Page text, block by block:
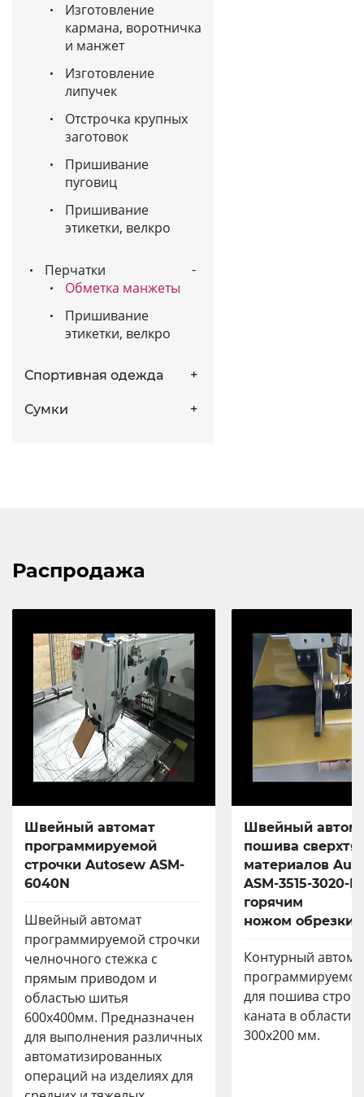
Изготовление
кармана, воротничка
и манжет
Изготовление
липучек
Отстрочка крупных
заготовок
Пришивание
пуговиц
Пришивание
этикетки, велкро
Перчатки
Обметка манжеты
Пришивание
этикетки, велкро
Спортивная одежда
Сумки
Распродажа
Швейный автомат
программируемой
строчки Autosew ASM-
6040N
Швейный автомат
программируемой строчки
челночного стежка с
прямым приводом и
областью шитья
600х400мм. Предназначен
для выполнения различных
автоматизированных
операций на изделиях для
Швейный
пошива
материалов
ASM-3515-3020-
горячим
ножом обрезки
Контурный
для пошива
каната в области
300х200 мм.